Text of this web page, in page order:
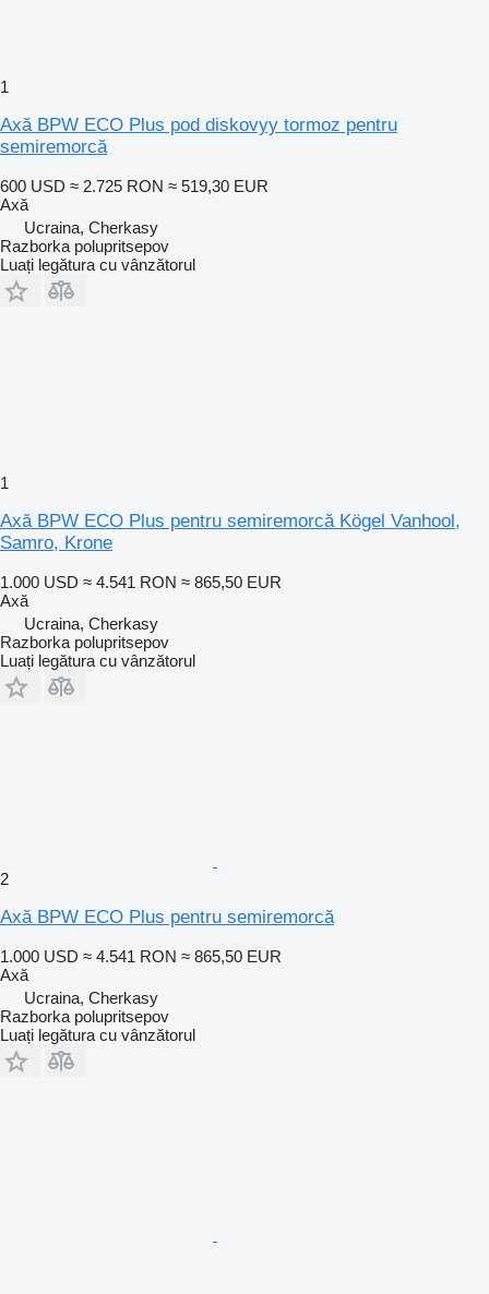
1
Axă BPW ECO Plus pod diskovyy tormoz pentru
semiremorcă
600 USD ≈ 2.725 RON ≈ 519,30 EUR
Axă
Ucraina, Cherkasy
Razborka polupritsepov
Luați legătura cu vânzătorul
1
Axă BPW ECO Plus pentru semiremorcă Kögel Vanhool,
Samro, Krone
1.000 USD ≈ 4.541 RON ≈ 865,50 EUR
Axă
Ucraina, Cherkasy
Razborka polupritsepov
Luați legătura cu vânzătorul
2
Axă BPW ECO Plus pentru semiremorcă
1.000 USD ≈ 4.541 RON ≈ 865,50 EUR
Axă
Ucraina, Cherkasy
Razborka polupritsepov
Luați legătura cu vânzătorul